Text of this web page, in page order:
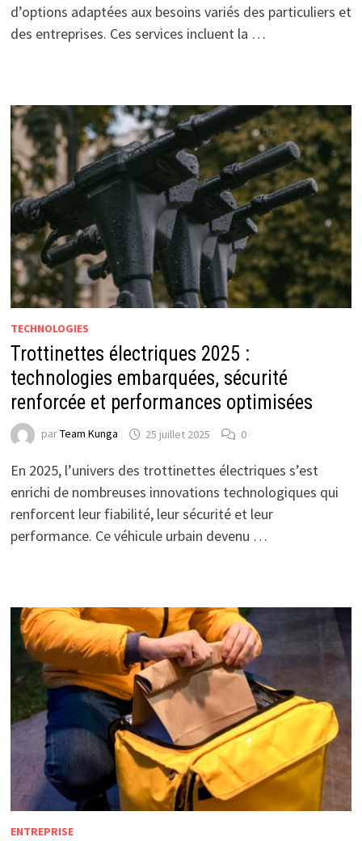
d’options adaptées aux besoins variés des particuliers et
des entreprises. Ces services incluent la …
TECHNOLOGIES
Trottinettes électriques 2025 :
technologies embarquées, sécurité
renforcée et performances optimisées
parTeam Kunga 25 juillet 2025 0
En 2025, l’univers des trottinettes électriques s’est
enrichi de nombreuses innovations technologiques qui
renforcent leur fiabilité, leur sécurité et leur
performance. Ce véhicule urbain devenu …
ENTREPRISE